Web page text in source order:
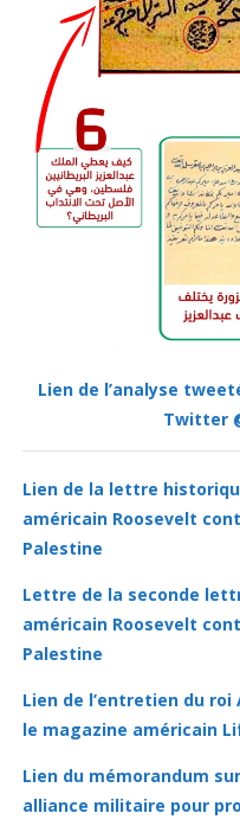
Lien de l’analyse
Twitter
Lien de la lettre
américain Roosevelt
Palestine
Lettre de la seconde
américain Roosevelt
Palestine
Lien de l’entretien du roi
le magazine américain
Lien du mémorandum
alliance militaire pour